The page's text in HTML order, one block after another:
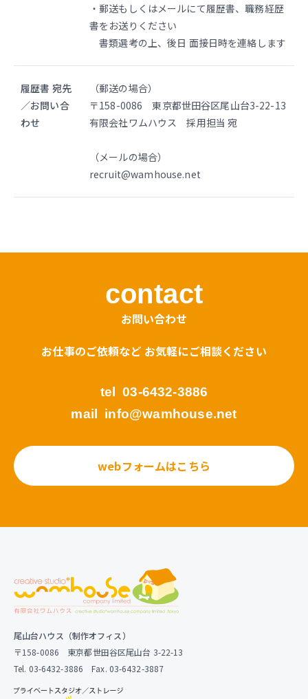
・郵送もしくはメールにて履歴書、職務経歴
書をお送りください
書類選考の上、後日 面接日時を連絡します
履歴書 宛先
／お問い合
わせ
（郵送の場合）
〒158-0086 東京都世田谷区尾山台3-22-13
有限会社ワムハウス 採用担当 宛
（メールの場合）
recruit@wamhouse.net
contact
お問い合わせ
お仕事のご依頼など お気軽にご相談ください
tel 03-6432-3886
mail info@wamhouse.net
webフォームはこちら
尾山台ハウス（制作オフィス）
〒158-0086 東京都世田谷区尾山台 3-22-13
Tel. 03-6432-3886 Fax. 03-6432-3887